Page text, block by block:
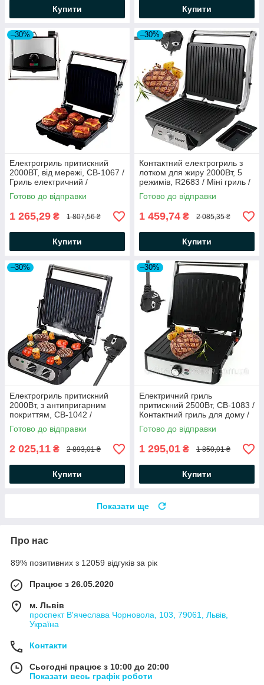
Купити Купити
–30%
Електрогриль притискний
2000ВТ, від мережі, CB-1067 /
Гриль електричний /
Контактний гриль
Готово до відправки
1 265,29 ₴ 1 807,56 ₴
Купити
–30%
Контактний електрогриль з
лотком для жиру 2000Вт, 5
режимів, R2683 / Міні гриль /
Електричний гриль для дому
Готово до відправки
1 459,74 ₴ 2 085,35 ₴
Купити
–30%
Електрогриль притискний
2000Вт, з антипригарним
покриттям, СВ-1042 /
Контактний гриль / Гриль
електричний
Готово до відправки
2 025,11 ₴ 2 893,01 ₴
Купити
–30%
Електричний гриль
притискний 2500Вт, СВ-1083 /
Контактний гриль для дому /
Електрогриль
Готово до відправки
1 295,01 ₴ 1 850,01 ₴
Купити
Показати ще
Про нас
89% позитивних з 12059 відгуків за рік
Працює з 26.05.2020
м. Львів
проспект В'ячеслава Чорновола, 103, 79061, Львів,
Україна
Контакти
Сьогодні працює з 10:00 до 20:00
Показати весь графік роботи